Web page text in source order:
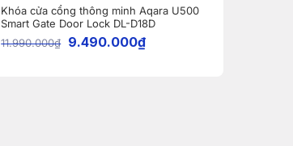
Khóa cửa cổng thông minh Aqara U500
Smart Gate Door Lock DL-D18D
11.990.000₫ 9.490.000₫